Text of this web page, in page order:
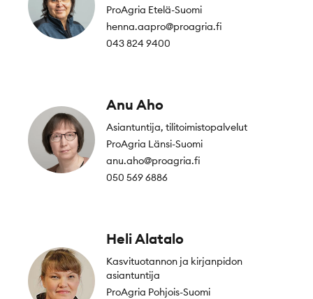
ProAgria Etelä-Suomi
henna.aapro@proagria.fi
043 824 9400
Anu Aho
Asiantuntija, tilitoimistopalvelut
ProAgria Länsi-Suomi
anu.aho@proagria.fi
050 569 6886
Heli Alatalo
Kasvituotannon ja kirjanpidon
asiantuntija
ProAgria Pohjois-Suomi